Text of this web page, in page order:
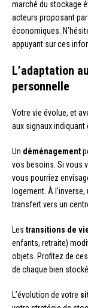
marché du stockage
acteurs proposant
économiques.
appuyant sur ces
L’adaptation
personnelle
Votre vie évolue, et
aux signaux indiquant
Un déménagement
vos besoins. Si vous
vous pourriez
logement. À
transfert vers un
Les transitions de
enfants, retraite)
objets. Profitez de
de chaque bien stocké.
L’évolution de votre